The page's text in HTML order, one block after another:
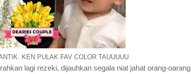
KEN PULAK FAV COLOR TAUUUUU
lagi rezeki, dijauhkan segala niat jahat orang-oarang